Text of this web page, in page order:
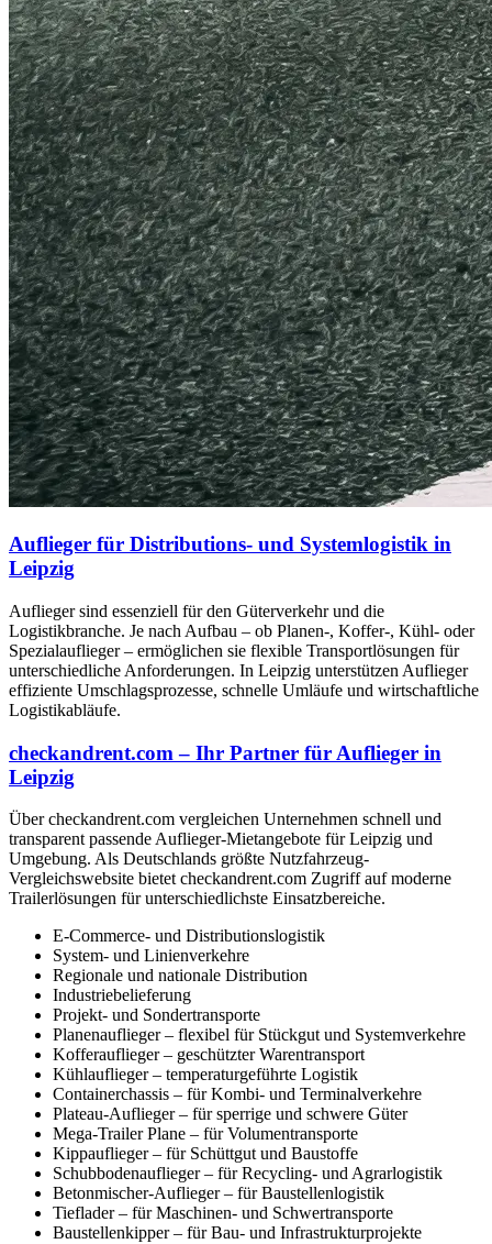
Auflieger für Distributions- und Systemlogistik in
Leipzig
Auflieger sind essenziell für den Güterverkehr und die
Logistikbranche. Je nach Aufbau – ob Planen-, Koffer-, Kühl- oder
Spezialauflieger – ermöglichen sie flexible Transportlösungen für
unterschiedliche Anforderungen. In Leipzig unterstützen Auflieger
effiziente Umschlagsprozesse, schnelle Umläufe und wirtschaftliche
Logistikabläufe.
checkandrent.com – Ihr Partner für Auflieger in
Leipzig
Über checkandrent.com vergleichen Unternehmen schnell und
transparent passende Auflieger-Mietangebote für Leipzig und
Umgebung. Als Deutschlands größte Nutzfahrzeug-
Vergleichswebsite bietet checkandrent.com Zugriff auf moderne
Trailerlösungen für unterschiedlichste Einsatzbereiche.
E-Commerce- und Distributionslogistik
System- und Linienverkehre
Regionale und nationale Distribution
Industriebelieferung
Projekt- und Sondertransporte
Planenauflieger – flexibel für Stückgut und Systemverkehre
Kofferauflieger – geschützter Warentransport
Kühlauflieger – temperaturgeführte Logistik
Containerchassis – für Kombi- und Terminalverkehre
Plateau-Auflieger – für sperrige und schwere Güter
Mega-Trailer Plane – für Volumentransporte
Kippauflieger – für Schüttgut und Baustoffe
Schubbodenauflieger – für Recycling- und Agrarlogistik
Betonmischer-Auflieger – für Baustellenlogistik
Tieflader – für Maschinen- und Schwertransporte
Baustellenkipper – für Bau- und Infrastrukturprojekte